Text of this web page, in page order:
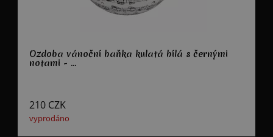
Ozdoba vánoční baňka kulatá bílá s černými
notami - ...
vyprodáno
210 CZK